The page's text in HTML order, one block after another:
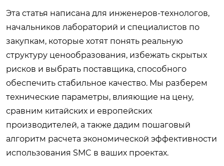
Эта статья написана для инженеров-технологов,
начальников лабораторий и специалистов по
закупкам, которые хотят понять реальную
структуру ценообразования, избежать скрытых
рисков и выбрать поставщика, способного
обеспечить стабильное качество. Мы разберем
технические параметры, влияющие на цену,
сравним китайских и европейских
производителей, а также дадим пошаговый
алгоритм расчета экономической эффективности
использования SMC в ваших проектах.